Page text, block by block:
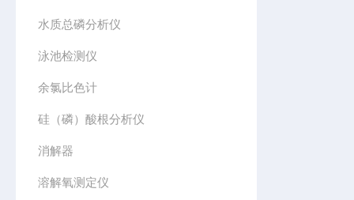
水质总磷分析仪
泳池检测仪
余氯比色计
硅（磷）酸根分析仪
消解器
溶解氧测定仪